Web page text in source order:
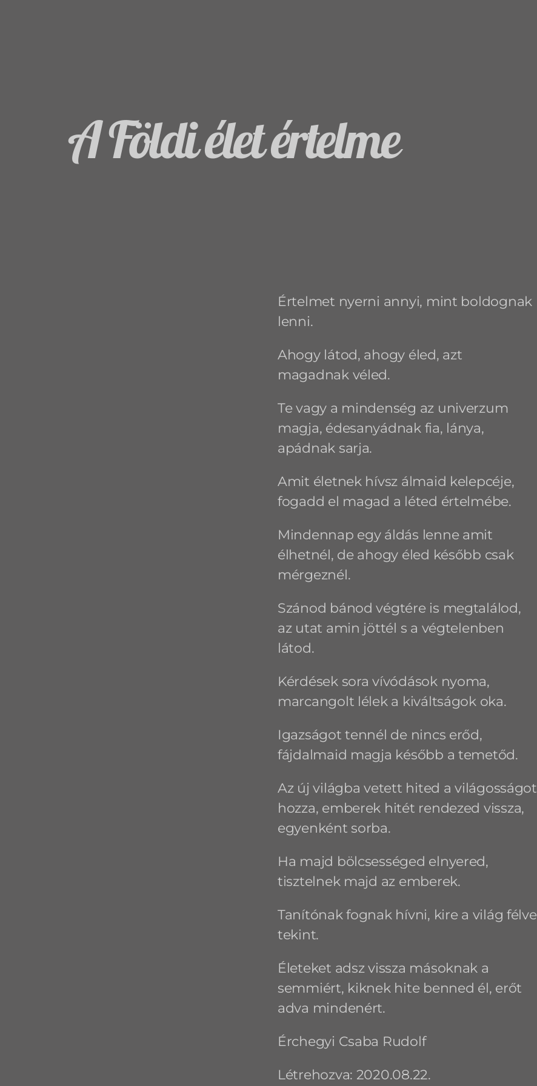
A Földi élet értelme
Értelmet nyerni annyi, mint boldognak
lenni.
Ahogy látod, ahogy éled, azt
magadnak véled.
Te vagy a mindenség az univerzum
magja, édesanyádnak fia, lánya,
apádnak sarja.
Amit életnek hívsz álmaid kelepcéje,
fogadd el magad a léted értelmébe.
Mindennap egy áldás lenne amit
élhetnél, de ahogy éled később csak
mérgeznél.
Szánod bánod végtére is megtalálod,
az utat amin jöttél s a végtelenben
látod.
Kérdések sora vívódások nyoma,
marcangolt lélek a kiváltságok oka.
Igazságot tennél de nincs erőd,
fájdalmaid magja később a temetőd.
Az új világba vetett hited a világosságot
hozza, emberek hitét rendezed vissza,
egyenként sorba.
Ha majd bölcsességed elnyered,
tisztelnek majd az emberek.
Tanítónak fognak hívni, kire a világ félve
tekint.
Életeket adsz vissza másoknak a
semmiért, kiknek hite benned él, erőt
adva mindenért.
Érchegyi Csaba Rudolf
Létrehozva: 2020.08.22.